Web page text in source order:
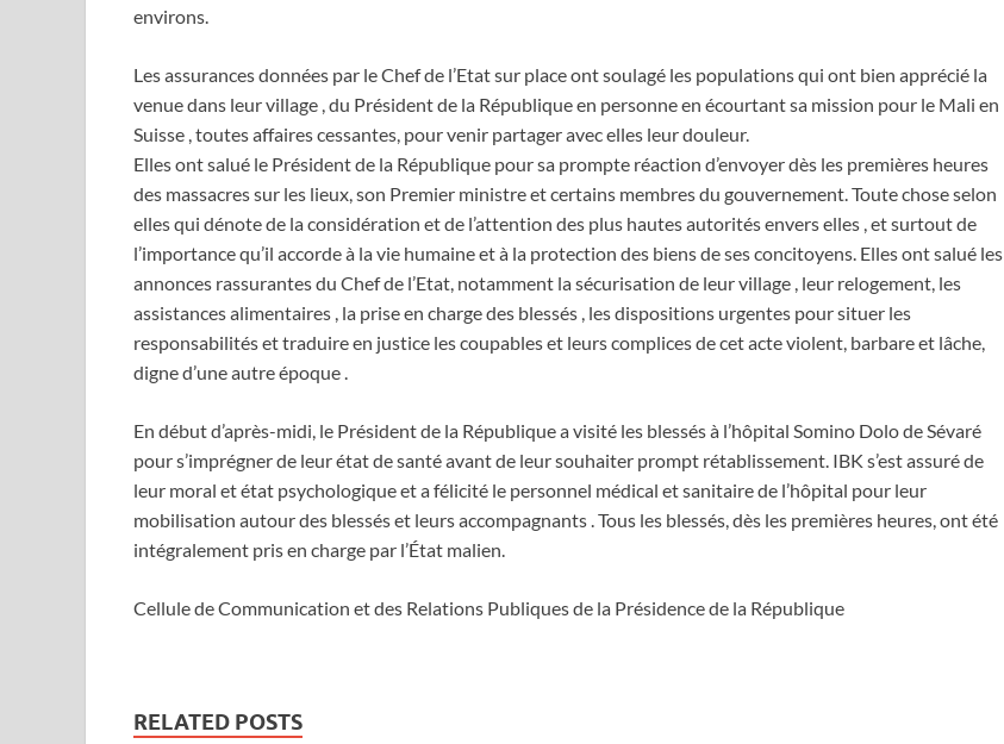
environs.
Les assurances données par le Chef de l’Etat sur place ont soulagé les populations qui ont bien apprécié la
venue dans leur village , du Président de la République en personne en écourtant sa mission pour le Mali en
Suisse , toutes affaires cessantes, pour venir partager avec elles leur douleur.
Elles ont salué le Président de la République pour sa prompte réaction d’envoyer dès les premières heures
des massacres sur les lieux, son Premier ministre et certains membres du gouvernement. Toute chose selon
elles qui dénote de la considération et de l’attention des plus hautes autorités envers elles , et surtout de
l’importance qu’il accorde à la vie humaine et à la protection des biens de ses concitoyens. Elles ont salué les
annonces rassurantes du Chef de l’Etat, notamment la sécurisation de leur village , leur relogement, les
assistances alimentaires , la prise en charge des blessés , les dispositions urgentes pour situer les
responsabilités et traduire en justice les coupables et leurs complices de cet acte violent, barbare et lâche,
digne d’une autre époque .
En début d’après-midi, le Président de la République a visité les blessés à l’hôpital Somino Dolo de Sévaré
pour s’imprégner de leur état de santé avant de leur souhaiter prompt rétablissement. IBK s’est assuré de
leur moral et état psychologique et a félicité le personnel médical et sanitaire de l’hôpital pour leur
mobilisation autour des blessés et leurs accompagnants . Tous les blessés, dès les premières heures, ont été
intégralement pris en charge par l’État malien.
Cellule de Communication et des Relations Publiques de la Présidence de la République
RELATED POSTS